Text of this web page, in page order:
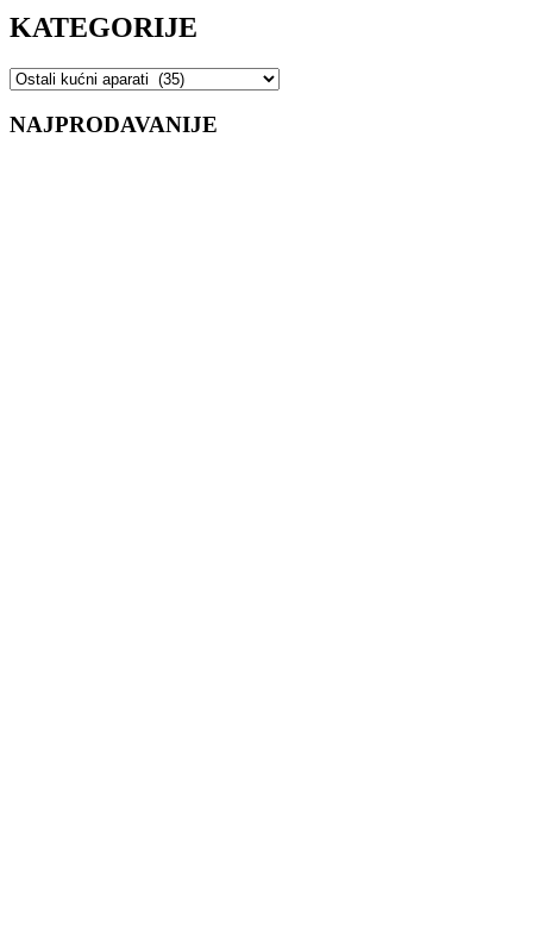
KATEGORIJE
NAJPRODAVANIJE